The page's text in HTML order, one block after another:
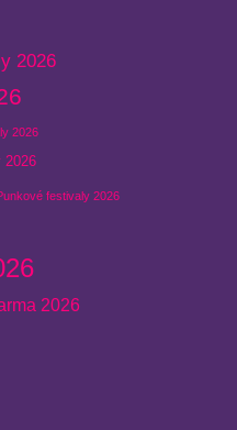
2026
2026
2026
festivaly 2026
2026